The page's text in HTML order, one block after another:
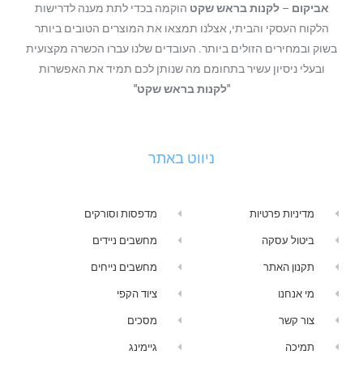
אביקום –לקנות בראש שקט הוקמה בכדי לתת מענה לדרישות
הלקוח העסקי והביתי, אצלנו תמצאו את המוצרים הטובים ביותר
בשוק ובמחירים הזולים ביותר. העובדים שלנו עברו הכשרה מקצועית
ובעלי ניסיון עשיר בתחומם מה שנותן לכם תמיד את האפשרות
"לקנות בראש שקט"
ניווט באתר
מדיניות פרטיות
ביטול עסקה
תקנון האתר
מי אנחנו
צור קשר
תמיכה
מדפסות וסורקים
מחשבים ניידים
מחשבים נייחים
ציוד הקפי
מסכים
גיימינג